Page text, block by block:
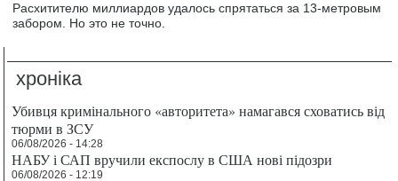
Расхитителю миллиардов удалось спрятаться за 13-метровым
забором. Но это не точно.
хроніка
Убивця кримінального «авторитета» намагався сховатись від
тюрми в ЗСУ
06/08/2026 - 14:28
НАБУ і САП вручили експослу в США нові підозри
06/08/2026 - 12:19